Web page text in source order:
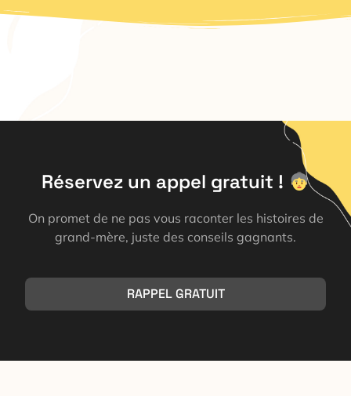
Réservez un appel gratuit !
On promet de ne pas vous raconter les histoires de
grand-mère, juste des conseils gagnants.
RAPPEL GRATUIT